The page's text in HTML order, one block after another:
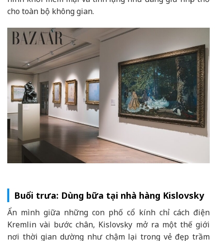
cho toàn bộ không gian.
Buổi trưa: Dùng bữa tại nhà hàng Kislovsky
Ẩn mình giữa những con phố cổ kính chỉ cách điện
Kremlin vài bước chân, Kislovsky mở ra một thế giới
nơi thời gian dường như chậm lại trong vẻ đẹp trầm